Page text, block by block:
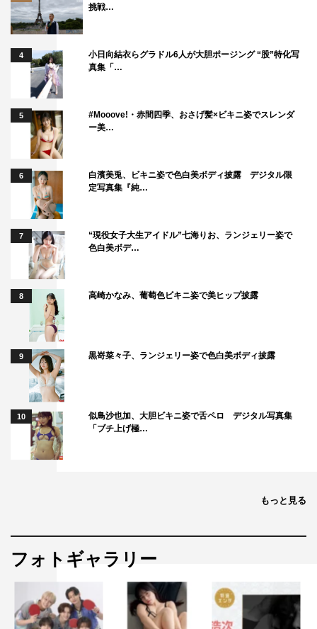
挑戦…
4
小日向結衣らグラドル6人が大胆ポージング “股”特化写
真集「…
5
#Mooove!・赤間四季、おさげ髪×ビキニ姿でスレンダ
ー美…
6
白濱美兎、ビキニ姿で色白美ボディ披露 デジタル限
定写真集『純…
7
“現役女子大生アイドル”七海りお、ランジェリー姿で
色白美ボデ…
8 高崎かなみ、葡萄色ビキニ姿で美ヒップ披露
9 黒嵜菜々子、ランジェリー姿で色白美ボディ披露
10
似鳥沙也加、大胆ビキニ姿で舌ペロ デジタル写真集
「ブチ上げ極…
もっと見る
フォトギャラリー